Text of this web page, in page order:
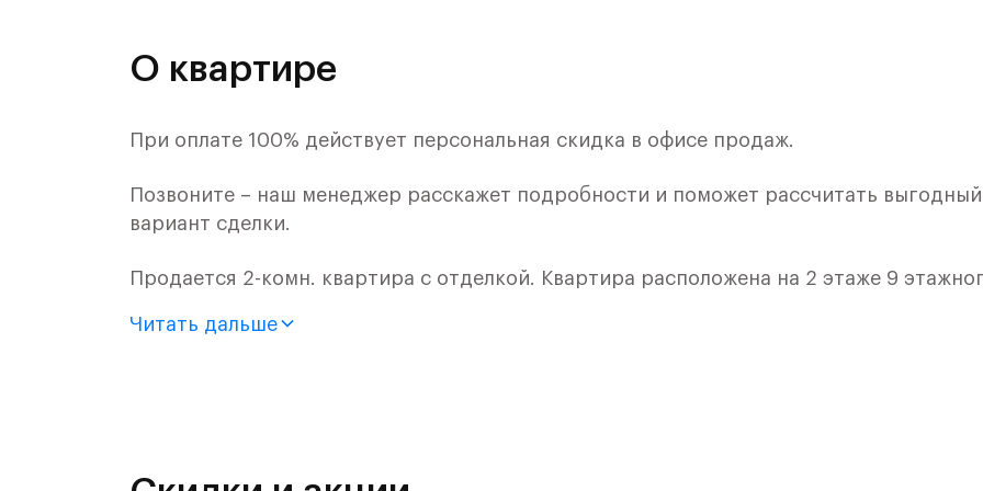
О квартире
При оплате 100% действует персональная скидка в офисе продаж.
Позвоните – наш менеджер расскажет подробности и поможет рассчитать выгодный
вариант сделки.
Продается 2-комн. квартира с отделкой. Квартира расположена на 2 этаже 9
Читать дальше